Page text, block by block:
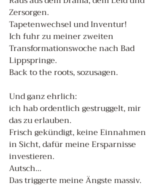
Zersorgen.
Tapetenwechsel und Inventur!
Ich fuhr zu meiner zweiten
Transformationswoche nach Bad
Lippspringe.
Back to the roots, sozusagen.
Und ganz ehrlich:
ich hab ordentlich gestruggelt, mir
das zu erlauben.
Frisch gekündigt, keine Einnahmen
in Sicht, dafür meine Ersparnisse
investieren.
Autsch...
Das triggerte meine Ängste massiv.